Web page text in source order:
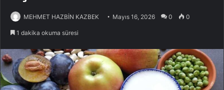
MEHMET HAZBİN KAZBEK Mayıs 16, 2026 0 0
1 dakika okuma süresi